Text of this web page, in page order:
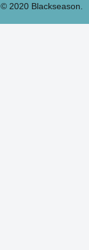
© 2020 Blackseason.